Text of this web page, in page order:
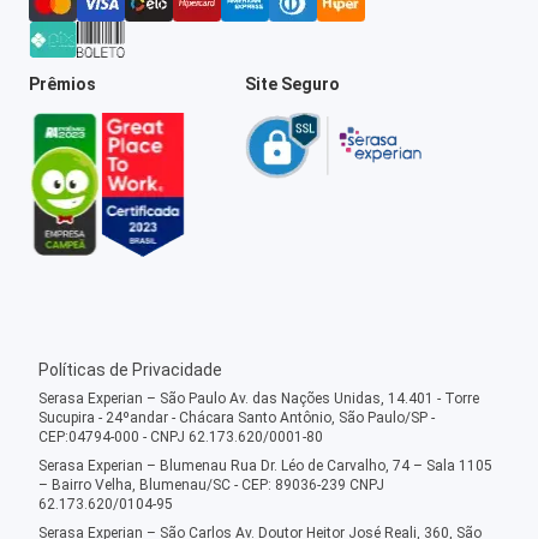
Prêmios Site Seguro
Políticas de Privacidade
Serasa Experian – São Paulo Av. das Nações Unidas, 14.401 - Torre
Sucupira - 24ºandar - Chácara Santo Antônio, São Paulo/SP -
CEP:04794-000 - CNPJ 62.173.620/0001-80
Serasa Experian – Blumenau Rua Dr. Léo de Carvalho, 74 – Sala 1105
– Bairro Velha, Blumenau/SC - CEP: 89036-239 CNPJ
62.173.620/0104-95
Serasa Experian – São Carlos Av. Doutor Heitor José Reali, 360, São